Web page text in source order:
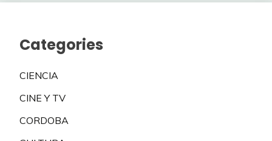
Categories
CIENCIA
CINE Y TV
CORDOBA